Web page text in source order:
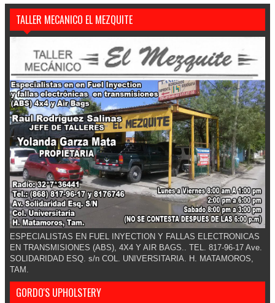
TALLER MECANICO EL MEZQUITE
ESPECIALISTAS EN FUEL INYECTION Y FALLAS ELECTRONICAS
EN TRANSMISIONES (ABS), 4X4 Y AIR BAGS.. TEL. 817-96-17 Ave.
SOLIDARIDAD ESQ. s/n COL. UNIVERSITARIA. H. MATAMOROS,
TAM.
GORDO'S UPHOLSTERY